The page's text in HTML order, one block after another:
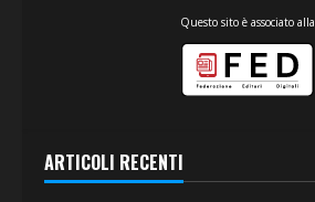
Questo sito è associato alla
ARTICOLI RECENTI